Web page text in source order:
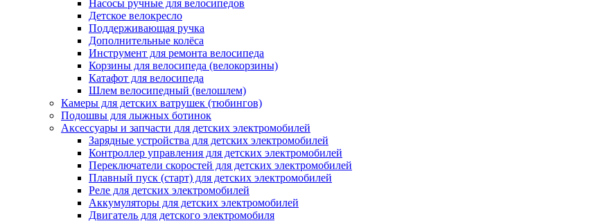
Насосы ручные для велосипедов
Детское велокресло
Поддерживающая ручка
Дополнительные колёса
Инструмент для ремонта велосипеда
Корзины для велосипеда (велокорзины)
Катафот для велосипеда
Шлем велосипедный (велошлем)
Камеры для детских ватрушек (тюбингов)
Подошвы для лыжных ботинок
Аксессуары и запчасти для детских электромобилей
Зарядные устройства для детских электромобилей
Контроллер управления для детских электромобилей
Переключатели скоростей для детских электромобилей
Плавный пуск (старт) для детских электромобилей
Реле для детских электромобилей
Аккумуляторы для детских электромобилей
Двигатель для детского электромобиля